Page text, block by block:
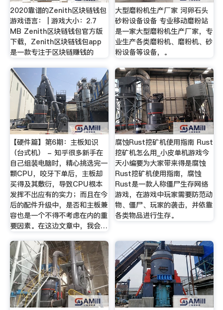
2020靠谱的Zenith区块链钱包
游戏语言： | 游戏大小：2.7
MB Zenith区块链钱包官方版
下载，Zenith区块链钱包app
是一款专注于区块链赚钱的
大型磨粉机生产厂家 河卵石头
砂粉设备设备 专业移动磨粉站
是一家大型磨粉机生产厂家，专
业生产各类磨粉机、磨粉机、砂
粉设备等设备，。
【硬件篇】第6期：主板知识
（台式机） - 知乎很多新手在
自己组装电脑时，精心挑选完一
颗CPU，咬牙下单后，主板却
买得及其敷衍，导致CPU根本
发挥不出应有的实力；而且在今
后的配件升级中，是否和主板兼
容也是一个不得不考虑在内的重
要因素。在这边文章中，我会…
腐蚀Rust挖矿机使用指南 Rust
挖矿机怎么用_小皮单机游戏今
天小编要为大家带来得是腐蚀
Rust挖矿机使用指南，腐蚀
Rust是一款人称僵尸生存网络
游戏，在游戏中玩家需要防范动
物、僵尸、玩家的袭击，并依靠
各类物品进行生存。